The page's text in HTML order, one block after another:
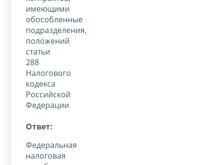
имеющими
обособленные
подразделения,
положений
статьи
288
Налогового
кодекса
Российской
Федерации
Ответ:
Федеральная
налоговая